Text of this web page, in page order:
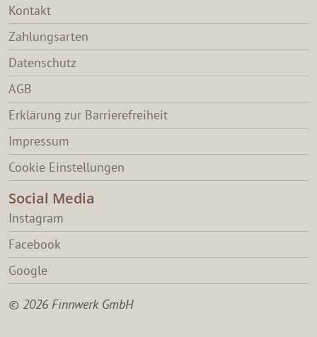
Kontakt
Zahlungsarten
Datenschutz
AGB
Erklärung zur Barrierefreiheit
Impressum
Cookie Einstellungen
Social Media
Instagram
Facebook
Google
© 2026 Finnwerk GmbH